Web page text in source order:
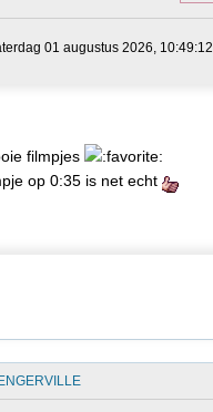
01 augustus 2026, 10:49:12
filmpjes
op 0:35 is net echt